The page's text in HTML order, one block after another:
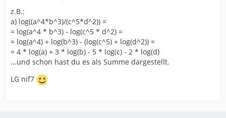
z.B.:
a) log((a^4*b^3)/(c^5*d^2)) =
= log(a^4 * b^3) - log(c^5 * d^2) =
= log(a^4) + log(b^3) - (log(c^5) + log(d^2)) =
= 4 * log(a) + 3 * log(b) - 5 * log(c) - 2 * log(d)
...und schon hast du es als Summe dargestellt.
LG nif7